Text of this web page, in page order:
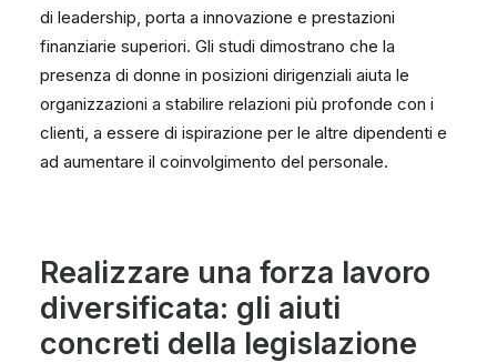
di leadership, porta a innovazione e prestazioni
finanziarie superiori. Gli studi dimostrano che la
presenza di donne in posizioni dirigenziali aiuta le
organizzazioni a stabilire relazioni più profonde con i
clienti, a essere di ispirazione per le altre dipendenti e
ad aumentare il coinvolgimento del personale.
Realizzare una forza lavoro
diversificata: gli aiuti
concreti della legislazione